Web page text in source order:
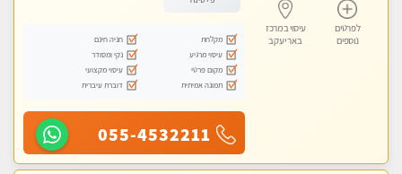
לפרטים
נוספים
עיסוי במרכז
באר יעקב
מקלחת
חניה חינם
עיסוי מרגיע
נקי ומסודר
מקום פרטי
עיסוי מקצועי
תמונה אמיתית
דוברת עיברית
055-4532211